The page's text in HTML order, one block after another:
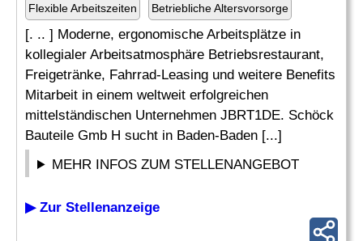
Flexible Arbeitszeiten Betriebliche Altersvorsorge
[. .. ] Moderne, ergonomische Arbeitsplätze in
kollegialer Arbeitsatmosphäre Betriebsrestaurant,
Freigetränke, Fahrrad-Leasing und weitere Benefits
Mitarbeit in einem weltweit erfolgreichen
mittelständischen Unternehmen JBRT1DE. Schöck
Bauteile Gmb H sucht in Baden-Baden [...]
MEHR INFOS ZUM STELLENANGEBOT
▶ Zur Stellenanzeige